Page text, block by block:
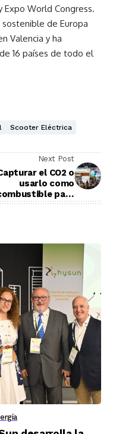
World Congress.
de Europa
Valencia y ha
16 países de todo el
Scooter Eléctrica
Next Post
el CO2 o
usarlo como
para